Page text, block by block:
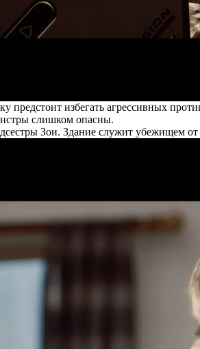
предстоит избегать агрессивных
слишком опасны.
Зои. Здание служит убежищем от